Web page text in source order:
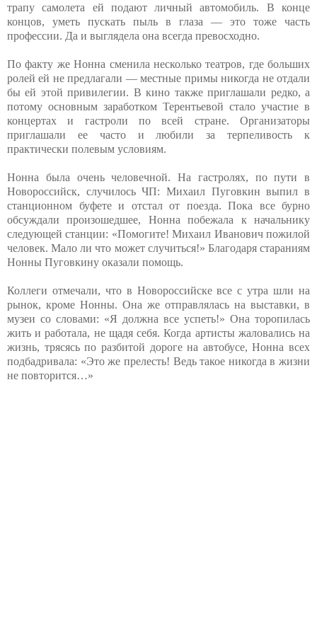
трапу самолета ей подают личный автомобиль. В конце
концов, уметь пускать пыль в глаза — это тоже часть
профессии. Да и выглядела она всегда превосходно.
По факту же Нонна сменила несколько театров, где больших
ролей ей не предлагали — местные примы никогда не отдали
бы ей этой привилегии. В кино также приглашали редко, а
потому основным заработком Терентьевой стало участие в
концертах и гастроли по всей стране. Организаторы
приглашали ее часто и любили за терпеливость к
практически полевым условиям.
Нонна была очень человечной. На гастролях, по пути в
Новороссийск, случилось ЧП: Михаил Пуговкин выпил в
станционном буфете и отстал от поезда. Пока все бурно
обсуждали произошедшее, Нонна побежала к начальнику
следующей станции: «Помогите! Михаил Иванович пожилой
человек. Мало ли что может случиться!» Благодаря стараниям
Нонны Пуговкину оказали помощь.
Коллеги отмечали, что в Новороссийске все с утра шли на
рынок, кроме Нонны. Она же отправлялась на выставки, в
музеи со словами: «Я должна все успеть!» Она торопилась
жить и работала, не щадя себя. Когда артисты жаловались на
жизнь, трясясь по разбитой дороге на автобусе, Нонна всех
подбадривала: «Это же прелесть! Ведь такое никогда в жизни
не повторится…»